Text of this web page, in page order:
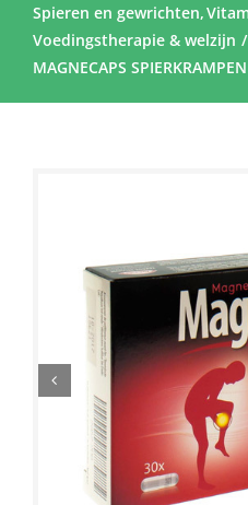
Spieren en gewrichten
Voedingstherapie & welzijn
MAGNECAPS